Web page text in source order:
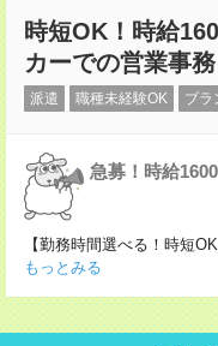
時短OK！時給
カーでの営業事務
派遣 職種未経験OK ブラ
急募！時給
【勤務時間選べる！時短
もっとみる